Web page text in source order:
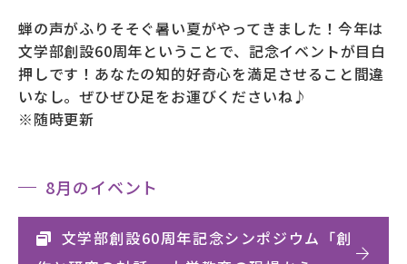
採用情報
各種手続き・ご案内
卒業後の学び
蝉の声がふりそそぐ暑い夏がやってきました！今年は
文学部創設60周年ということで、記念イベントが目白
押しです！あなたの知的好奇心を満足させること間違
いなし。ぜひぜひ足をお運びくださいね♪
※随時更新
8月のイベント
文学部創設60周年記念シンポジウム「創